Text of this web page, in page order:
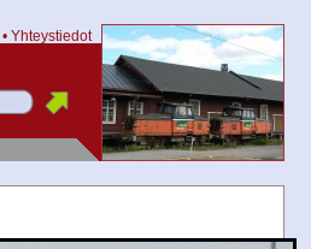
• Yhteystiedot